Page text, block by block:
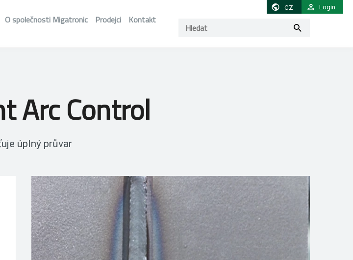
O společnosti Migatronic Prodejci Kontakt
Login
CZ
Arc Control
úplný průvar